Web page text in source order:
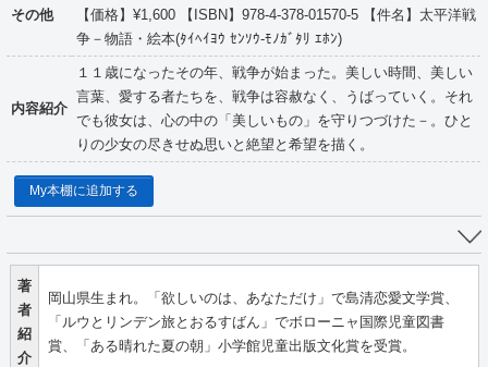
その他
【価格】¥1,600 【ISBN】978-4-378-01570-5 【件名】太平洋戦
争－物語・絵本(ﾀｲﾍｲﾖｳ ｾﾝｿｳ-ﾓﾉｶﾞﾀﾘ ｴﾎﾝ)
内容紹介
１１歳になったその年、戦争が始まった。美しい時間、美しい
言葉、愛する者たちを、戦争は容赦なく、うばっていく。それ
でも彼女は、心の中の「美しいもの」を守りつづけた－。ひと
りの少女の尽きせぬ思いと絶望と希望を描く。
My本棚に追加する
著
者
紹
介
岡山県生まれ。「欲しいのは、あなただけ」で島清恋愛文学賞、
「ルウとリンデン旅とおるすばん」でボローニャ国際児童図書
賞、「ある晴れた夏の朝」小学館児童出版文化賞を受賞。